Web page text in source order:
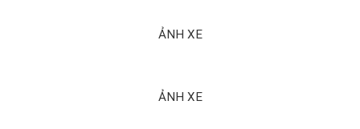
ẢNH XE
ẢNH XE